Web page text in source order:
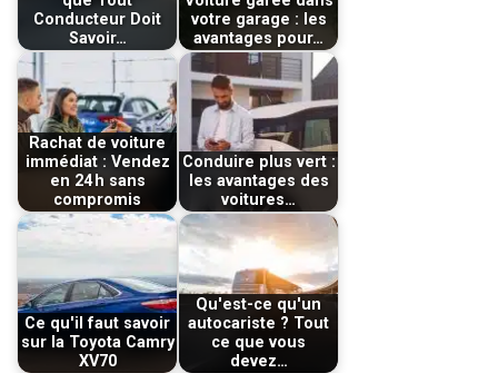
Conducteur Doit
Savoir…
votre garage : les
avantages pour…
Rachat de voiture
immédiat : Vendez
en 24 h sans
compromis
Conduire plus vert :
les avantages des
voitures…
Ce qu'il faut savoir
sur la Toyota Camry
XV70
Qu'est-ce qu'un
autocariste ? Tout
ce que vous
devez…